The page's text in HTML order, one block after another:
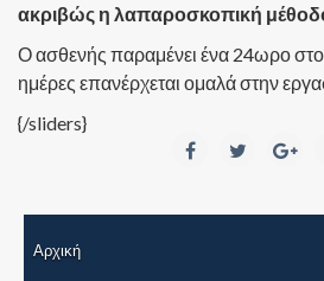
ακριβώς η λαπαροσκοπική
Ο ασθενής παραμένει ένα 24ωρο στο
ημέρες επανέρχεται ομαλά στην
{/sliders}
Αρχική